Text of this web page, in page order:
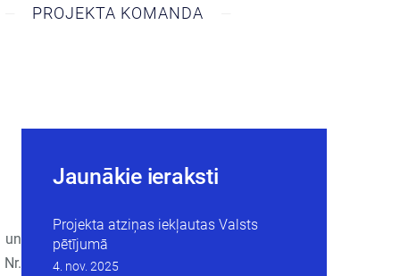
PROJEKTA KOMANDA
Jaunākie ieraksti
Projekta atziņas iekļautas Valsts
pētījumā
4. nov. 2025
un